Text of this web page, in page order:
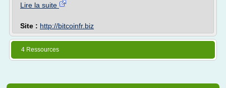
Lire la suite
Site : http://bitcoinfr.biz
4 Ressources